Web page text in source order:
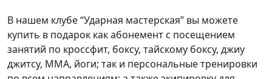
В нашем клубе “Ударная мастерская” вы можете
купить в подарок как абонемент с посещением
занятий по кроссфит, боксу, тайскому боксу, джиу
джитсу, ММА, йоги; так и персональные тренировки